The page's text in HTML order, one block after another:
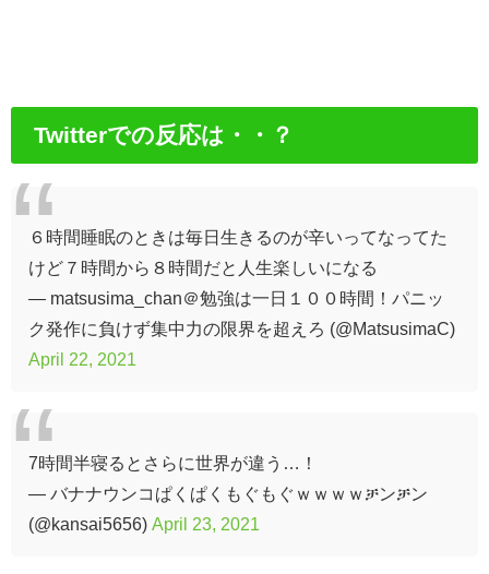
Twitterでの反応は・・？
６時間睡眠のときは毎日生きるのが辛いってなってた
けど７時間から８時間だと人生楽しいになる
— matsusima_chan＠勉強は一日１００時間！パニッ
ク発作に負けず集中力の限界を超えろ (@MatsusimaC)
April 22, 2021
7時間半寝るとさらに世界が違う…！
— バナナウンコぱくぱくもぐもぐｗｗｗｗቻンቻン
(@kansai5656) April 23, 2021